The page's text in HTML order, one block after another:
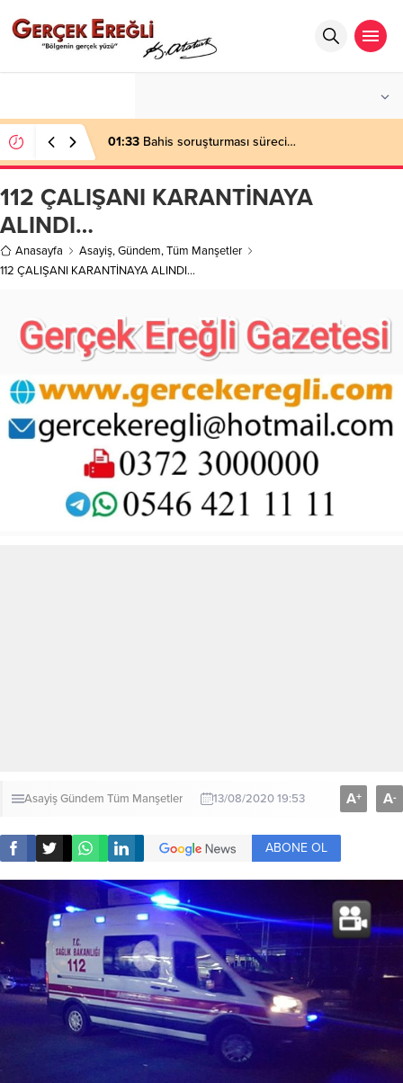
01:33 Bahis soruşturması süreci…
112 ÇALIŞANI KARANTİNAYA
ALINDI…
Anasayfa Asayiş,Gündem,Tüm Manşetler
112 ÇALIŞANI KARANTİNAYA ALINDI…
AsayişGündem Tüm Manşetler 13/08/2020 19:53 A+ A-
ABONE OL